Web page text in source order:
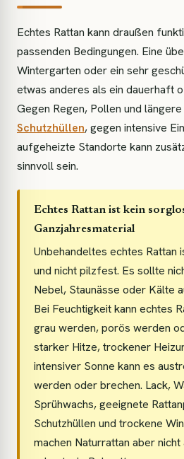
Echtes Rattan kann draußen
passenden Bedingungen. Eine
Wintergarten oder ein sehr
etwas anderes als ein dauerhaft
Gegen Regen, Pollen und
Schutzhüllen, gegen intensive
aufgeheizte Standorte kann
sinnvoll sein.
Echtes Rattan ist kein
Ganzjahresmaterial
Unbehandeltes echtes
und nicht pilzfest. Es sollte
Nebel, Staunässe oder Kälte
Bei Feuchtigkeit kann echtes
grau werden, porös werden
starker Hitze, trockener
intensiver Sonne kann es
werden oder brechen. Lack,
Sprühwachs, geeignete
Schutzhüllen und trockene
machen Naturrattan aber